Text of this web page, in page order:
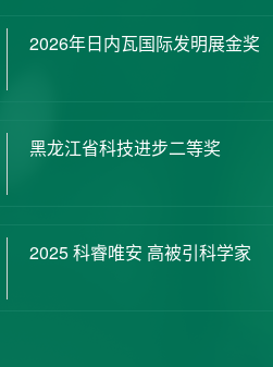
2026年日内瓦国际发明展金奖
黑龙江省科技进步二等奖
2025 科睿唯安 高被引科学家